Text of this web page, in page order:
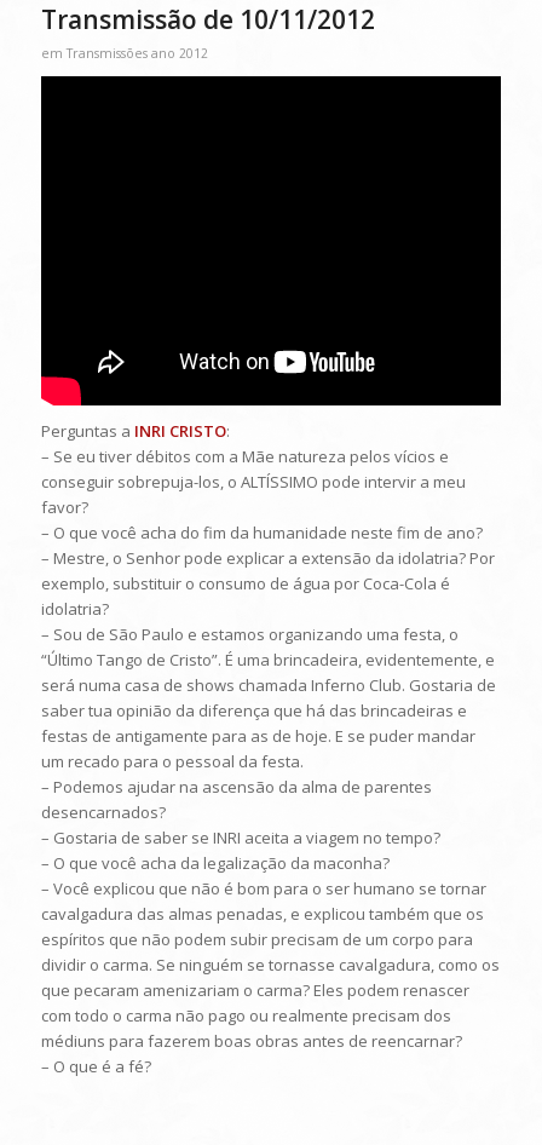
Transmissão de 10/11/2012
emTransmissões ano 2012
Perguntas a INRI CRISTO:
– Se eu tiver débitos com a Mãe natureza pelos vícios e
conseguir sobrepuja-los, o ALTÍSSIMO pode intervir a meu
favor?
– O que você acha do fim da humanidade neste fim de ano?
– Mestre, o Senhor pode explicar a extensão da idolatria? Por
exemplo, substituir o consumo de água por Coca-Cola é
idolatria?
– Sou de São Paulo e estamos organizando uma festa, o
“Último Tango de Cristo”. É uma brincadeira, evidentemente, e
será numa casa de shows chamada Inferno Club. Gostaria de
saber tua opinião da diferença que há das brincadeiras e
festas de antigamente para as de hoje. E se puder mandar
um recado para o pessoal da festa.
– Podemos ajudar na ascensão da alma de parentes
desencarnados?
– Gostaria de saber se INRI aceita a viagem no tempo?
– O que você acha da legalização da maconha?
– Você explicou que não é bom para o ser humano se tornar
cavalgadura das almas penadas, e explicou também que os
espíritos que não podem subir precisam de um corpo para
dividir o carma. Se ninguém se tornasse cavalgadura, como os
que pecaram amenizariam o carma? Eles podem renascer
com todo o carma não pago ou realmente precisam dos
médiuns para fazerem boas obras antes de reencarnar?
– O que é a fé?